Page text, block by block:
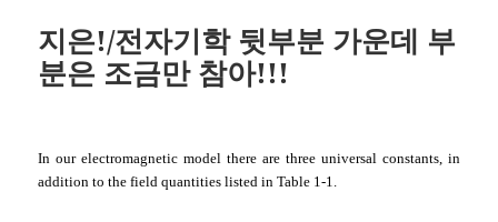
지은!/전자기학 뒷부분 가운데 부
분은 조금만 참아!!!
In our electromagnetic model there are three universal constants, in
addition to the field quantities listed in Table 1-1.